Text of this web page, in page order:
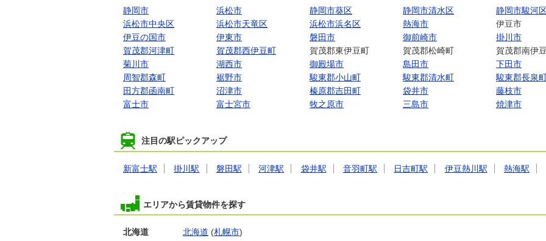
静岡市 浜松市 静岡市葵区 静岡市清水区
静岡市駿河
浜松市中央区
浜松市天竜区 浜松市浜名区 熱海市
伊豆市
伊豆の国市
伊東市 磐田市 御前崎市
掛川市
賀茂郡河津町
賀茂郡西伊豆町 賀茂郡東伊豆町 賀茂郡松崎町
賀茂郡南伊
菊川市
湖西市 御殿場市 島田市
下田市
周智郡森町
裾野市 駿東郡小山町 駿東郡清水町
駿東郡長泉
田方郡函南町
沼津市 榛原郡吉田町 袋井市
藤枝市
富士市
富士宮市 牧之原市 三島市 焼津市
注目の駅ピックアップ
新富士駅 掛川駅 磐田駅 河津駅 袋井駅 音羽町駅 日吉町駅 伊豆熱川駅 熱海駅
エリアから賃貸物件を探す
北海道 北海道 (札幌市)